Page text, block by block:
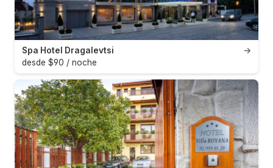
→
Spa Hotel Dragalevtsi
desde $90 / noche